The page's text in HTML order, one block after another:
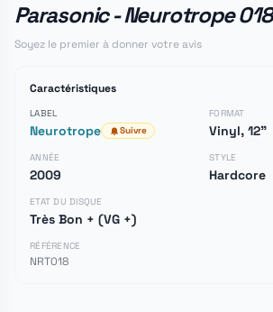
Parasonic - Neurotrope 018
Soyez le premier à donner votre avis
Caractéristiques
LABEL
Neurotrope Suivre
FORMAT
Vinyl, 12"
ANNÉE
2009
STYLE
Hardcore
ETAT DU DISQUE
Très Bon + (VG +)
RÉFÉRENCE
NRT018